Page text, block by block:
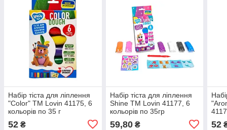
Набір тіста для ліплення
"Color" ТМ Lovin 41175, 6
кольорів по 35 г
52 ₴
Набір тіста для ліплення
Shine ТМ Lovin 41177, 6
кольорів по 35гр
59,80₴ 52